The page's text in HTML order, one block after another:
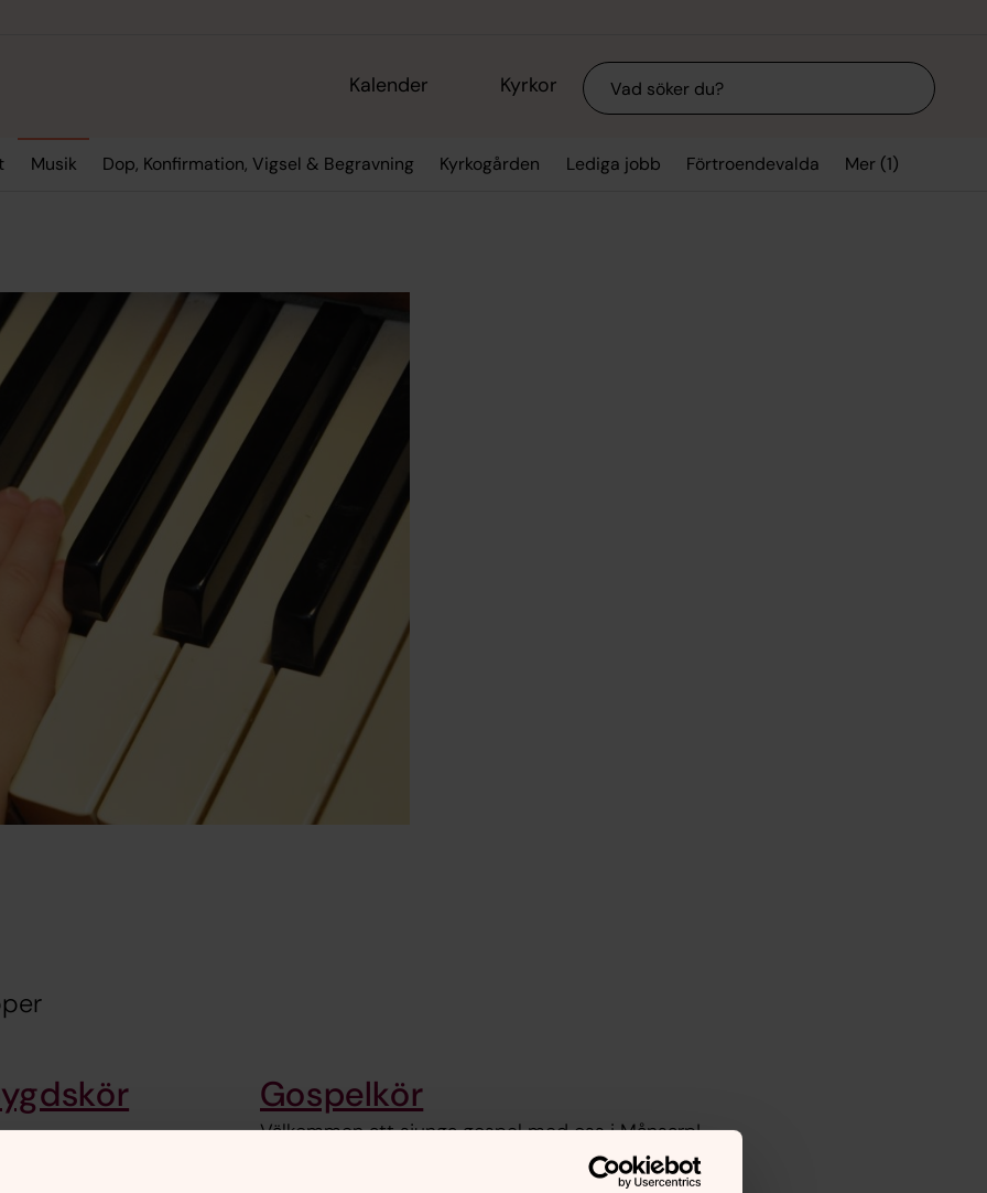
Kalender Kyrkor Sök
Musik Dop, Konfirmation, Vigsel & Begravning Kyrkogården Lediga jobb Förtroendevalda Mer (1)
Gospelkör
Välkommen att sjunga gospel med oss i Månsarp!